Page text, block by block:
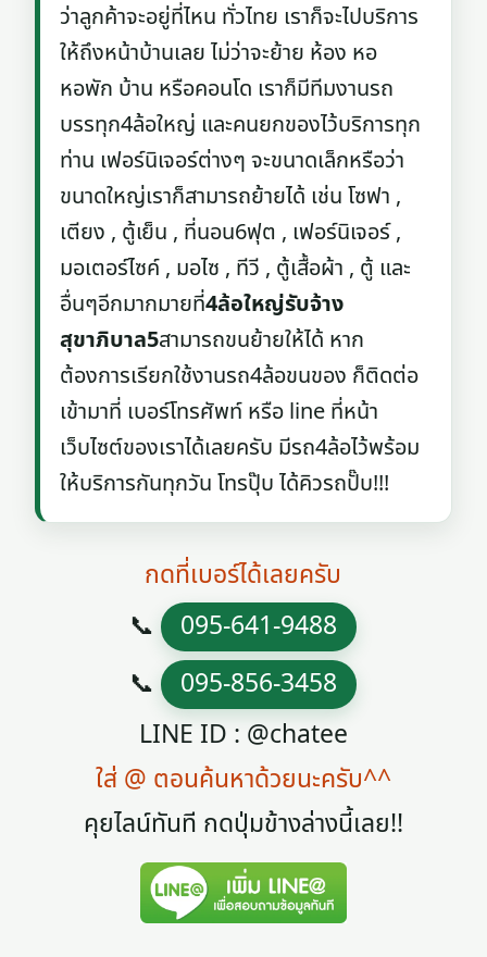
ว่าลูกค้าจะอยู่ที่ไหน ทั่วไทย เราก็จะไปบริการ
ให้ถึงหน้าบ้านเลย ไม่ว่าจะย้าย ห้อง หอ
หอพัก บ้าน หรือคอนโด เราก็มีทีมงานรถ
บรรทุก4ล้อใหญ่ และคนยกของไว้บริการทุก
ท่าน เฟอร์นิเจอร์ต่างๆ จะขนาดเล็กหรือว่า
ขนาดใหญ่เราก็สามารถย้ายได้ เช่น โซฟา ,
เตียง , ตู้เย็น , ที่นอน6ฟุต , เฟอร์นิเจอร์ ,
มอเตอร์ไซค์ , มอไซ , ทีวี , ตู้เสื้อผ้า , ตู้ และ
อื่นๆอีกมากมายที่4ล้อใหญ่รับจ้าง
สุขาภิบาล5สามารถขนย้ายให้ได้ หาก
ต้องการเรียกใช้งานรถ4ล้อขนของ ก็ติดต่อ
เข้ามาที่ เบอร์โทรศัพท์ หรือ line ที่หน้า
เว็บไซต์ของเราได้เลยครับ มีรถ4ล้อไว้พร้อม
ให้บริการกันทุกวัน โทรปุ๊บ ได้คิวรถปั๊บ!!!
กดที่เบอร์ได้เลยครับ
📞 095-641-9488
📞 095-856-3458
LINE ID : @chatee
ใส่ @ ตอนค้นหาด้วยนะครับ^^
คุยไลน์ทันที กดปุ่มข้างล่างนี้เลย!!